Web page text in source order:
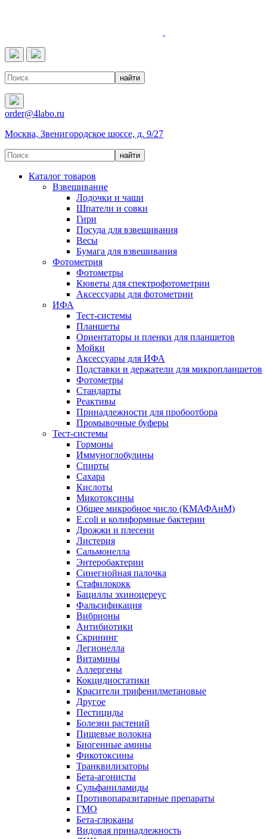
order@4labo.ru
Москва, Звенигородское шоссе, д. 9/27
Каталог товаров
Взвешивание
Лодочки и чаши
Шпатели и совки
Гири
Посуда для взвешивания
Весы
Бумага для взвешивания
Фотометрия
Фотометры
Кюветы для спектрофотометрии
Аксессуары для фотометрии
ИФА
Тест-системы
Планшеты
Ориентаторы и пленки для планшетов
Мойки
Аксессуары для ИФА
Подставки и держатели для микропланшетов
Фотометры
Стандарты
Реактивы
Принадлежности для пробоотбора
Промывочные буферы
Тест-системы
Гормоны
Иммуноглобулины
Спирты
Сахара
Кислоты
Микотоксины
Общее микробное число (КМАФАнМ)
E.coli и колиформные бактерии
Дрожжи и плесени
Листерия
Сальмонелла
Энтеробактерии
Синегнойная палочка
Стафилококк
Бациллы эхиноцереус
Фальсификация
Вибрионы
Антибиотики
Скрининг
Легионелла
Витамины
Аллергены
Кокцидиостатики
Красители трифенилметановые
Другое
Пестициды
Болезни растений
Пищевые волокна
Биогенные амины
Фикотоксины
Транквилизаторы
Бета-агонисты
Сульфаниламиды
Противопаразитарные препараты
ГМО
Бета-глюканы
Видовая принадлежность